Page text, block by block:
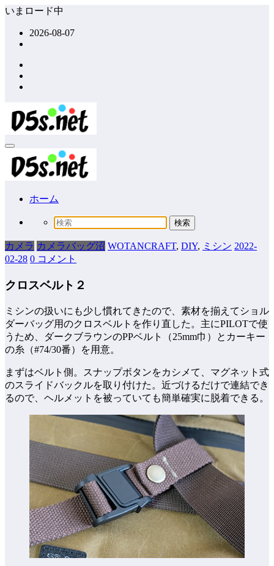
コ
ッ
プ
いまロード中
2026-08-07
ホーム
カメラ カメラバッグ沼 WOTANCRAFT, DIY, ミシン 2022-
02-28 0 コメント
クロスベルト２
ミシンの扱いにも少し慣れてきたので、素材を揃えてショル
ダーバッグ用のクロスベルトを作り直した。主にPILOTで使
うため、ダークブラウンのPPベルト（25mm巾）とカーキー
の糸（#74/30番）を用意。
まずはベルト側。スナップボタンをカシメて、マグネット式
のスライドバックルを取り付けた。近づけるだけで連結でき
るので、ヘルメットを被っていても簡単確実に脱着できる。